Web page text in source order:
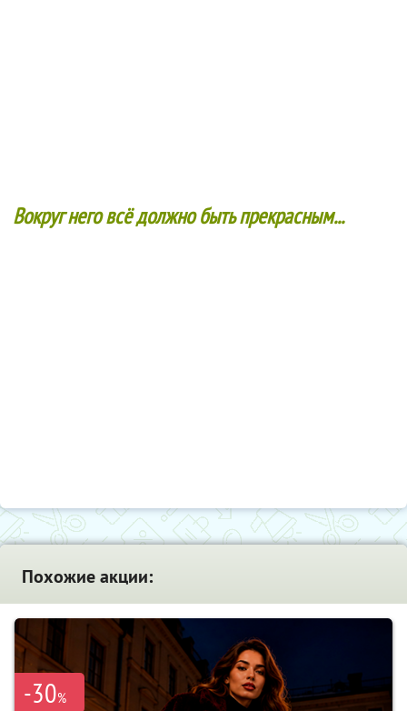
Вокруг него всё должно быть прекрасным...
Похожие акции:
-30%